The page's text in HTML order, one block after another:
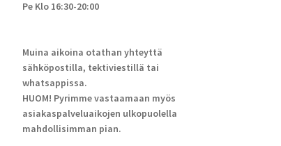
Pe Klo 16:30-20:00
Muina aikoina otathan yhteyttä
sähköpostilla, tektiviestillä tai
whatsappissa.
HUOM! Pyrimme vastaamaan myös
asiakaspalveluaikojen ulkopuolella
mahdollisimman pian.